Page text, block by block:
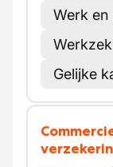
Werk en
Gelijke
Commercieel medewerker